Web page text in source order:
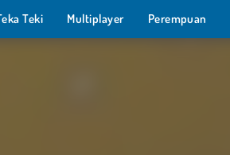
Teki Multiplayer Perempuan